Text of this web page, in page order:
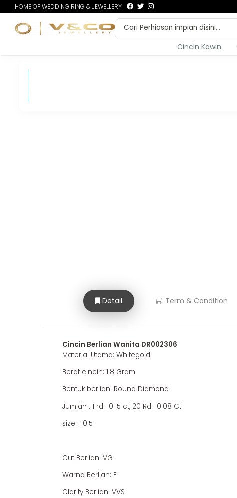
HOME OF WEDDING RING & JEWELLERY
Cincin Kawin
Detail Term & Condition
Cincin Berlian Wanita DR002306
Material Utama: Whitegold
Berat cincin: 1.8 Gram
Bentuk berlian: Round Diamond
Jumlah : 1 rd : 0.15 ct, 20 Rd : 0.08 Ct
size : 10.5
Cut Berlian: VG
Warna Berlian: F
Clarity Berlian: VVS